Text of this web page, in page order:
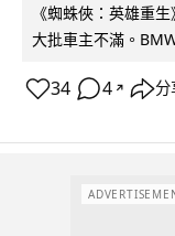
《蜘蛛俠：英雄重
大批車主不滿。
34 4 ↗ 分